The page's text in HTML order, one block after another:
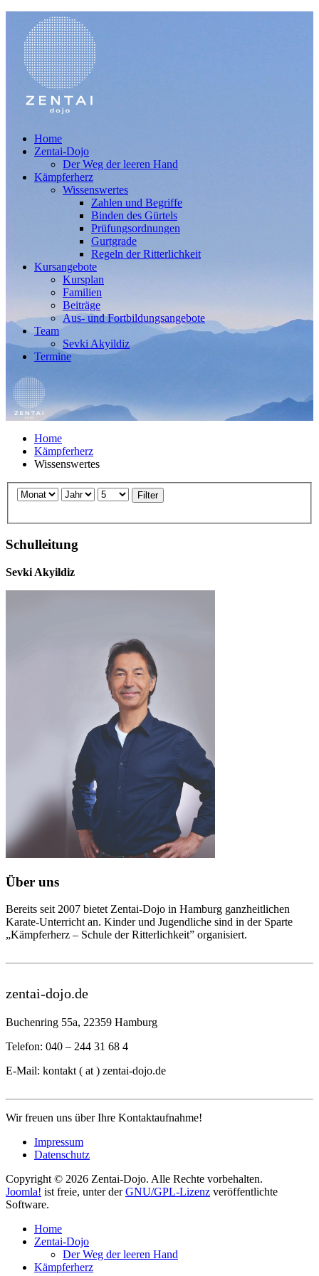
Home
Zentai-Dojo
Der Weg der leeren Hand
Kämpferherz
Wissenswertes
Zahlen und Begriffe
Binden des Gürtels
Prüfungsordnungen
Gurtgrade
Regeln der Ritterlichkeit
Kursangebote
Kursplan
Familien
Beiträge
Aus- und Fortbildungsangebote
Team
Sevki Akyildiz
Termine
Home
Kämpferherz
Wissenswertes
Filter
Schulleitung
Sevki Akyildiz
Über uns
Bereits seit 2007 bietet Zentai-Dojo in Hamburg ganzheitlichen
Karate-Unterricht an. Kinder und Jugendliche sind in der Sparte
„Kämpferherz – Schule der Ritterlichkeit” organisiert.
zentai-dojo.de
Buchenring 55a, 22359 Hamburg
Telefon: 040 – 244 31 68 4
E-Mail: kontakt ( at ) zentai-dojo.de
Wir freuen uns über Ihre Kontaktaufnahme!
Impressum
Datenschutz
Copyright © 2026 Zentai-Dojo. Alle Rechte vorbehalten.
Joomla! ist freie, unter derGNU/GPL-Lizenz veröffentlichte
Software.
Home
Zentai-Dojo
Der Weg der leeren Hand
Kämpferherz